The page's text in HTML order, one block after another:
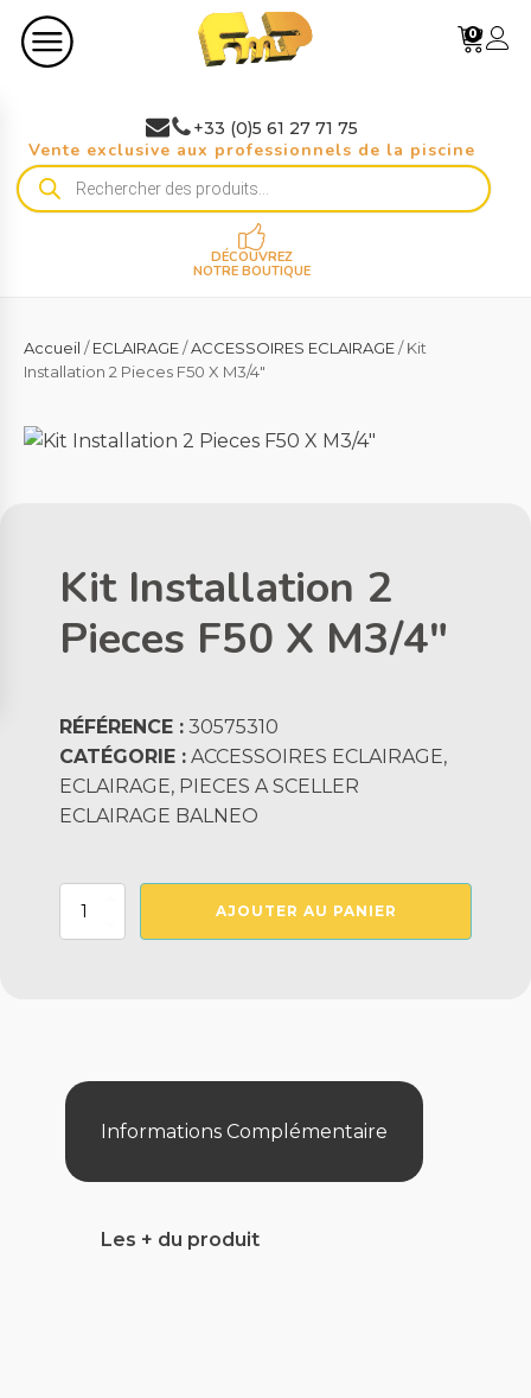
0
+33 (0)5 61 27 71 75
Vente exclusive aux professionnels de la piscine
Recherche
de
DÉCOUVREZ
NOTRE BOUTIQUE
Accueil /ECLAIRAGE/ACCESSOIRES ECLAIRAGE/ Kit
Installation 2 Pieces F50 X M3/4"
Kit Installation 2
Pieces F50 X M3/4"
RÉFÉRENCE : 30575310
CATÉGORIE : ACCESSOIRES ECLAIRAGE,
ECLAIRAGE, PIECES A SCELLER
ECLAIRAGE BALNEO
quantité
M3/4"
AJOUTER AU PANIER
Informations Complémentaire
Les + du produit